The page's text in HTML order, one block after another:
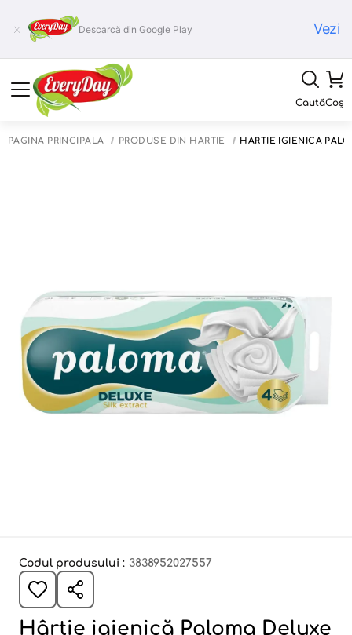
Descarcă din Google Play Vezi
CautăCoș
PAGINA PRINCIPALĂ PRODUSE DIN HÂRTIE HÂRTIE IGIENICĂ
Codul produsului : 3838952027557
Hârtie igienică Paloma Deluxe